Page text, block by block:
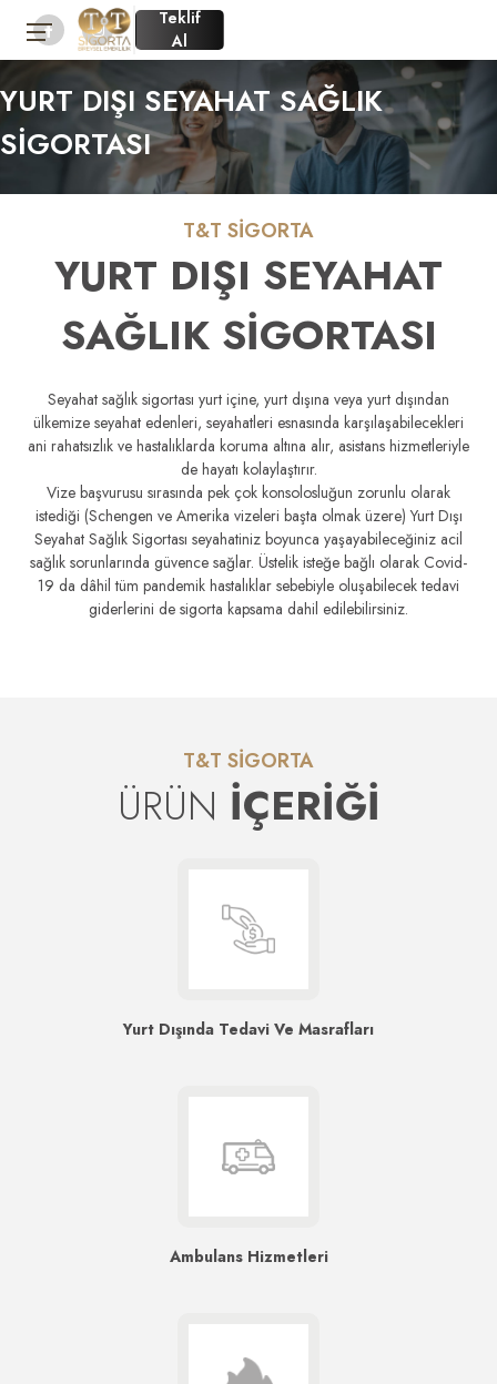
Teklif
Al
YURT DIŞI SEYAHAT SAĞLIK
SİGORTASI
T&T SİGORTA
YURT DIŞI SEYAHAT
SAĞLIK SİGORTASI
Seyahat sağlık sigortası yurt içine, yurt dışına veya yurt dışından
ülkemize seyahat edenleri, seyahatleri esnasında karşılaşabilecekleri
ani rahatsızlık ve hastalıklarda koruma altına alır, asistans hizmetleriyle
de hayatı kolaylaştırır.
Vize başvurusu sırasında pek çok konsolosluğun zorunlu olarak
istediği (Schengen ve Amerika vizeleri başta olmak üzere) Yurt Dışı
Seyahat Sağlık Sigortası seyahatiniz boyunca yaşayabileceğiniz acil
sağlık sorunlarında güvence sağlar. Üstelik isteğe bağlı olarak Covid-
19 da dâhil tüm pandemik hastalıklar sebebiyle oluşabilecek tedavi
giderlerini de sigorta kapsama dahil edilebilirsiniz.
T&T SİGORTA
ÜRÜN İÇERİĞİ
Yurt Dışında Tedavi Ve Masrafları
Ambulans Hizmetleri